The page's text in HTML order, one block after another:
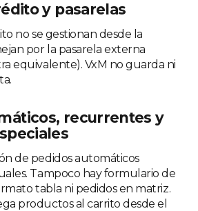
y pasarelas
no se gestionan desde la
por la pasarela externa
equivalente). VxM no guarda ni
recurrentes y
de pedidos automáticos
Tampoco hay formulario de
tabla ni pedidos en matriz.
productos al carrito desde el